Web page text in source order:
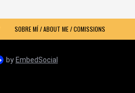
SOBRE MÍ / ABOUT ME / COMISSIONS